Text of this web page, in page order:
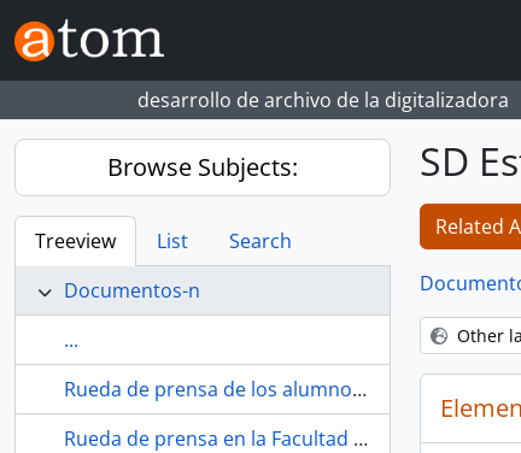
Skip to main content
desarrollo de archivo de la digitalizadora
Browse Subjects:
Treeview List
Search
Documentos-n
...
Rueda de prensa de los alumnos de la SAFA de Riotinto tras el encuentro con Leopoldo Calvo Sotelo. 1973. Minas de Riotinto (Huelva, España).
Rueda de prensa en la Facultad de Filosofía y Ciencias de la Educación y entrega del insumiso Francisco Javier Batres "Frasco" en los juzgados. 6 de mayo de 1991. Sevilla (España).
SD
Related
Other